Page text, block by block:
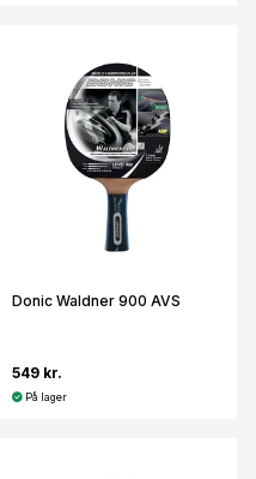
Donic Waldner 900 AVS
549 kr.
På lager